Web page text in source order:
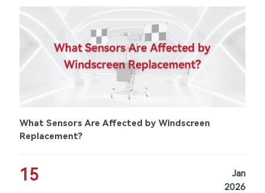
What Sensors Are Affected by Windscreen
Replacement?
15
Jan
2026